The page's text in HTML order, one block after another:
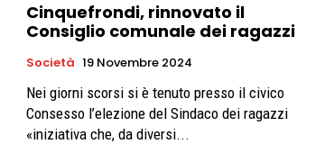
Cinquefrondi, rinnovato il
Consiglio comunale dei ragazzi
Società 19 Novembre 2024
Nei giorni scorsi si è tenuto presso il civico
Consesso l’elezione del Sindaco dei ragazzi
«iniziativa che, da diversi...